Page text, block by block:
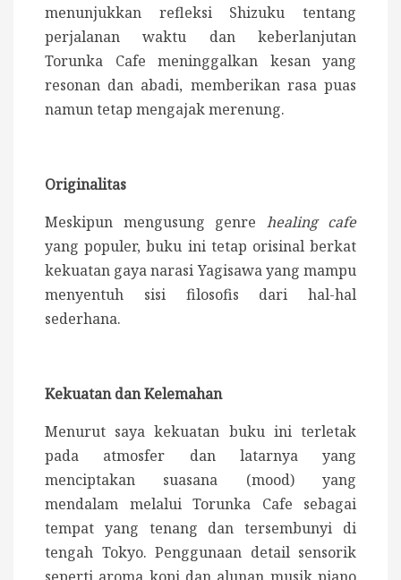
menunjukkan refleksi Shizuku tentang
perjalanan waktu dan keberlanjutan
Torunka Cafe meninggalkan kesan yang
resonan dan abadi, memberikan rasa puas
namun tetap mengajak merenung.
Originalitas
Meskipun mengusung genre healing cafe
yang populer, buku ini tetap orisinal berkat
kekuatan gaya narasi Yagisawa yang mampu
menyentuh sisi filosofis dari hal-hal
sederhana.
Kekuatan dan Kelemahan
Menurut saya kekuatan buku ini terletak
pada atmosfer dan latarnya yang
menciptakan suasana (mood) yang
mendalam melalui Torunka Cafe sebagai
tempat yang tenang dan tersembunyi di
tengah Tokyo. Penggunaan detail sensorik